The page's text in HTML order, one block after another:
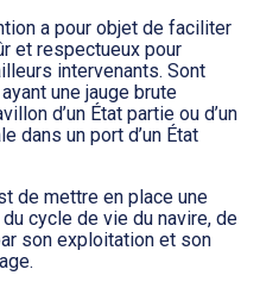
a pour objet de faciliter
et respectueux pour
intervenants. Sont
une jauge brute
d’un État partie ou d’un
dans un port d’un État
de mettre en place une
cycle de vie du navire, de
son exploitation et son